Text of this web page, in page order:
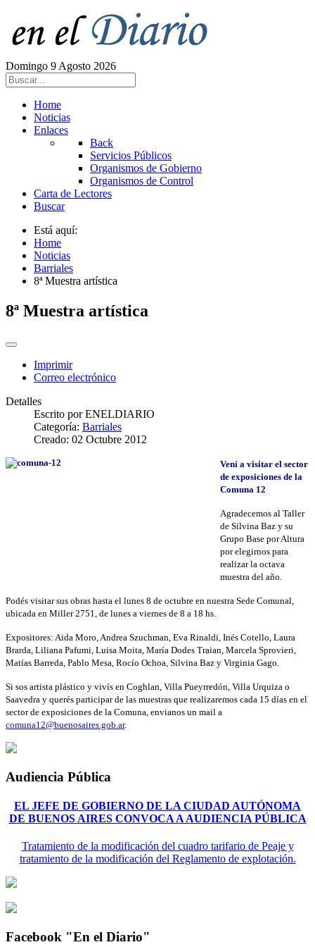
Domingo 9 Agosto 2026
Home
Noticias
Enlaces
Back
Servicios Públicos
Organismos de Gobierno
Organismos de Control
Carta de Lectores
Buscar
Está aquí:
Home
Noticias
Barriales
8ª Muestra artística
8ª Muestra artística
Imprimir
Correo electrónico
Detalles
Escrito porENELDIARIO
Categoría: Barriales
Creado: 02 Octubre 2012
Vení a visitar el sector
de exposiciones de la
Comuna 12
Agradecemos al Taller
de Silvina Baz y su
Grupo Base por Altura
por elegirnos para
realizar la octava
muestra del año.
Podés visitar sus obras hasta el lunes 8 de octubre en nuestra Sede Comunal,
ubicada en Miller 2751, de lunes a viernes de 8 a 18 hs.
Expositores: Aida Moro, Andrea Szuchman, Eva Rinaldi, Inés Cotello, Laura
Brarda, Liliana Pafumi, Luisa Moita, María Dodes Traian, Marcela Sprovieri,
Matías Barreda, Pablo Mesa, Rocío Ochoa, Silvina Baz y Virginia Gago.
Si sos artista plástico y vivís en Coghlan, Villa Pueyrredón, Villa Urquiza o
Saavedra y querés participar de las muestras que realizaremos cada 15 días en el
sector de exposiciones de la Comuna, envianos un mail a
comuna12@buenosaires.gob.ar.
Audiencia Pública
EL JEFE DE GOBIERNO DE LA CIUDAD AUTÓNOMA
DE BUENOS AIRES CONVOCA A AUDIENCIA PÚBLICA
Tratamiento de la modificación del cuadro tarifario de Peaje y
tratamiento de la modificación del Reglamento de explotación.
Facebook "En el Diario"